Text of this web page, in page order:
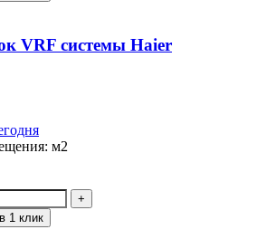
VRF системы Haier
м2
1 клик